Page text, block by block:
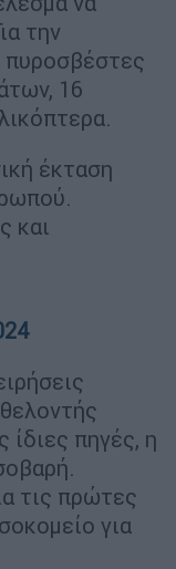
την
πυροσβέστες
16
έκταση
και
πηγές, η
τις πρώτες
για